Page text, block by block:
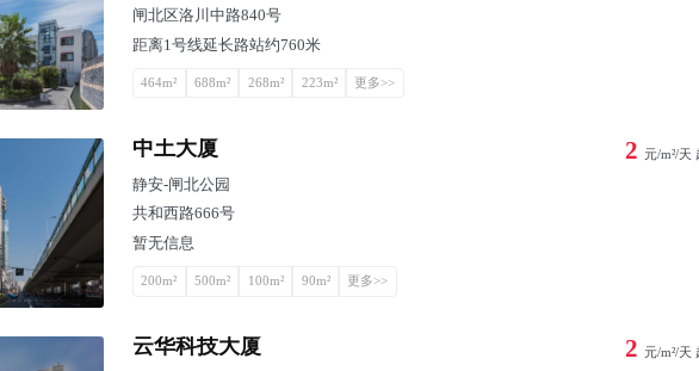
闸北区洛川中路840号
距离1号线延长路站约760米
464m² 688m² 268m² 223m² 更多>>
中土大厦 2 元/m²/天
静安-闸北公园
共和西路666号
暂无信息
200m² 500m² 100m² 90m² 更多>>
云华科技大厦 2 元/m²/天